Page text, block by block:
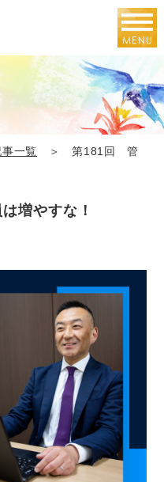
事一覧 ＞ 第181回 管
増やすな！